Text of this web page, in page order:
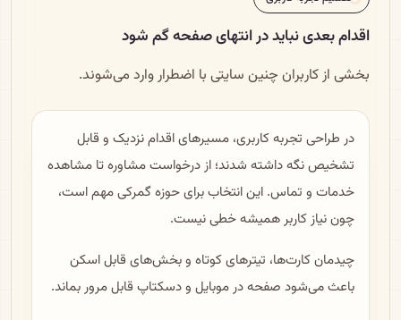
اقدام بعدی نباید در انتهای صفحه گم شود
بخشی از کاربران چنین سایتی با اضطرار وارد می‌شوند.
در طراحی تجربه کاربری، مسیرهای اقدام نزدیک و قابل
تشخیص نگه داشته شدند؛ از درخواست مشاوره تا مشاهده
خدمات و تماس. این انتخاب برای حوزه گمرکی مهم است،
چون نیاز کاربر همیشه خطی نیست.
چیدمان کارت‌ها، تیترهای کوتاه و بخش‌های قابل اسکن
باعث می‌شود صفحه در موبایل و دسکتاپ قابل مرور بماند.